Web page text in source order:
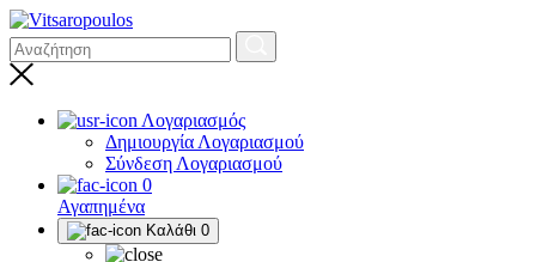
Λογαριασμός
Δημιουργία Λογαριασμού
Σύνδεση Λογαριασμού
0
Αγαπημένα
Καλάθι 0